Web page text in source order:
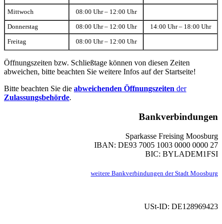
Mittwoch 08:00 Uhr – 12:00 Uhr
Donnerstag 08:00 Uhr – 12:00 Uhr 14:00 Uhr – 18:00 Uhr
Freitag 08:00 Uhr – 12:00 Uhr
Öffnungszeiten bzw. Schließtage können von diesen Zeiten
abweichen, bitte beachten Sie weitere Infos auf der Startseite!
Bitte beachten Sie die abweichenden Öffnungszeiten der
Zulassungsbehörde.
Bankverbindungen
Sparkasse Freising Moosburg
IBAN: DE93 7005 1003 0000 0000 27
BIC: BYLADEM1FSI
weitere Bankverbindungen der Stadt Moosburg
USt-ID: DE128969423